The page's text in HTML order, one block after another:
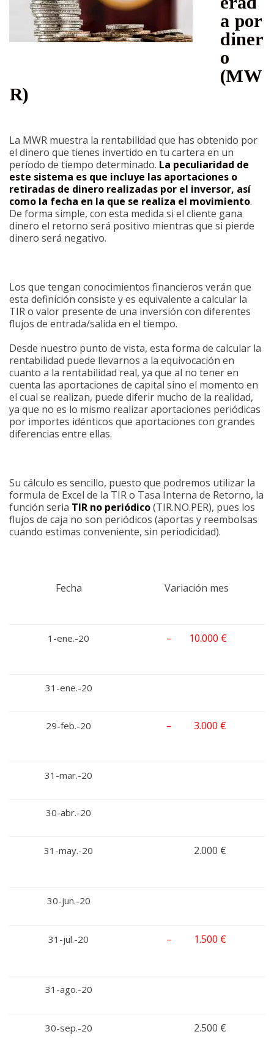
a por
diner
o
(MW
R)
La MWR muestra la rentabilidad que has obtenido por
el dinero que tienes invertido en tu cartera en un
período de tiempo determinado. La peculiaridad de
este sistema es que incluye las aportaciones o
retiradas de dinero realizadas por el inversor, así
como la fecha en la que se realiza el movimiento.
De forma simple, con esta medida si el cliente gana
dinero el retorno será positivo mientras que si pierde
dinero será negativo.
Los que tengan conocimientos financieros verán que
esta definición consiste y es equivalente a calcular la
TIR o valor presente de una inversión con diferentes
flujos de entrada/salida en el tiempo.
Desde nuestro punto de vista, esta forma de calcular la
rentabilidad puede llevarnos a la equivocación en
cuanto a la rentabilidad real, ya que al no tener en
cuenta las aportaciones de capital sino el momento en
el cual se realizan, puede diferir mucho de la realidad,
ya que no es lo mismo realizar aportaciones periódicas
por importes idénticos que aportaciones con grandes
diferencias entre ellas.
Su cálculo es sencillo, puesto que podremos utilizar la
formula de Excel de la TIR o Tasa Interna de Retorno, la
función seria TIR no periódico(TIR.NO.PER), pues los
flujos de caja no son periódicos (aportas y reembolsas
cuando estimas conveniente, sin periodicidad).
Fecha Variación mes
1-ene.-20 – 10.000 €
31-ene.-20
29-feb.-20 – 3.000 €
31-mar.-20
30-abr.-20
31-may.-20 2.000 €
30-jun.-20
31-jul.-20 – 1.500 €
31-ago.-20
30-sep.-20 2.500 €